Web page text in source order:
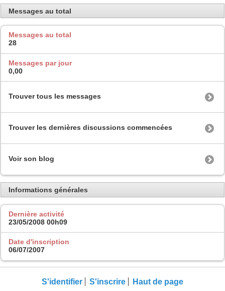
Messages au total
Messages au total
28
Messages par jour
0,00
Trouver tous les messages
Trouver les dernières discussions commencées
Voir son blog
Informations générales
Dernière activité
23/05/2008 00h09
Date d'inscription
06/07/2007
S'identifier S'inscrire Haut de page